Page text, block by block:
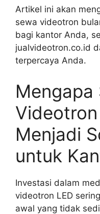
Artikel ini akan
sewa videotron
bagi kantor Anda,
jualvideotron.co.id
terpercaya Anda.
Mengapa
Menjadi
untuk
Investasi dalam
videotron LED
awal yang tidak